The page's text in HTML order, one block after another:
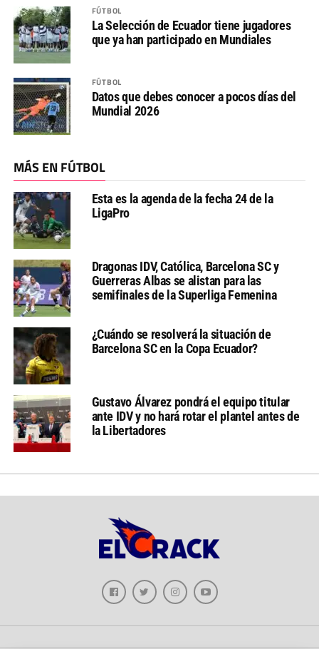
FÚTBOL
La Selección de Ecuador tiene jugadores
que ya han participado en Mundiales
FÚTBOL
Datos que debes conocer a pocos días del
Mundial 2026
MÁS EN FÚTBOL
Esta es la agenda de la fecha 24 de la
LigaPro
Dragonas IDV, Católica, Barcelona SC y
Guerreras Albas se alistan para las
semifinales de la Superliga Femenina
¿Cuándo se resolverá la situación de
Barcelona SC en la Copa Ecuador?
Gustavo Álvarez pondrá el equipo titular
ante IDV y no hará rotar el plantel antes de
la Libertadores